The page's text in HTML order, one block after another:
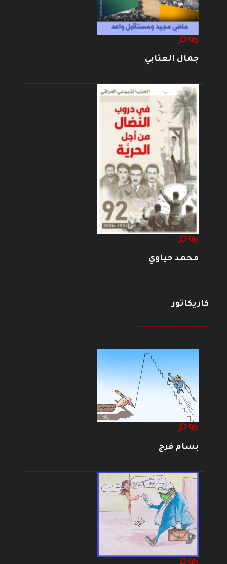
جمال العتابي
محمد حياوي
كاريكاتور
--------------------
بسام فرج